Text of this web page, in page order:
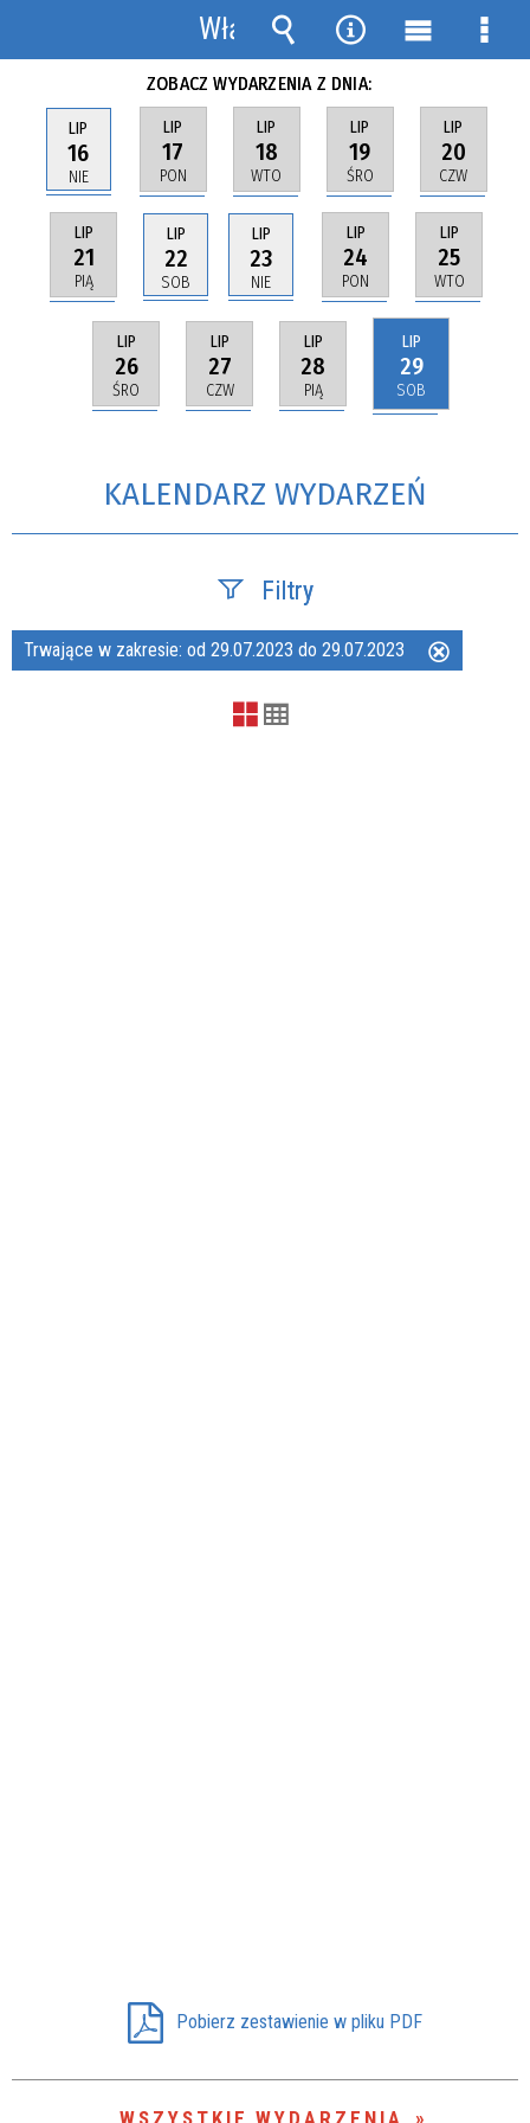
ZOBACZ WYDARZENIA Z DNIA:
LIP
16
NIE
LIP
17
PON
LIP
18
WTO
LIP
19
ŚRO
LIP
20
CZW
LIP
21
PIĄ
LIP
22
SOB
LIP
23
NIE
LIP
24
PON
LIP
25
WTO
LIP
26
ŚRO
LIP
27
CZW
LIP
28
PIĄ
LIP
29
SOB
KALENDARZ WYDARZEŃ
Filtry
Szukana fraza
Trwające w zakresie: od 29.07.2023 do 29.07.2023
Pobierz zestawienie w pliku PDF
WSZYSTKIE WYDARZENIA
Włącz
powiadomienia
Wyszukiwarka
Narzędzia
Menu
główne